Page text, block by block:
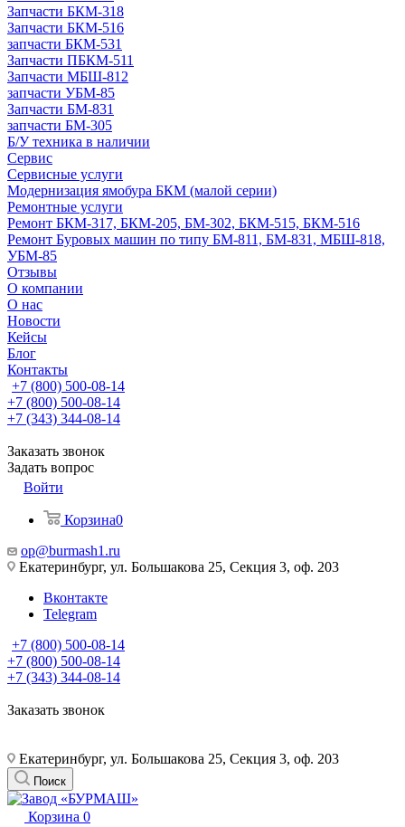
Запчасти БКМ-318
Запчасти БКМ-516
запчасти БКМ-531
Запчасти ПБКМ-511
Запчасти МБШ-812
запчасти УБМ-85
Запчасти БМ-831
запчасти БМ-305
Б/У техника в наличии
Сервис
Сервисные услуги
Модернизация ямобура БКМ (малой серии)
Ремонтные услуги
Ремонт БКМ-317, БКМ-205, БМ-302, БКМ-515, БКМ-516
Ремонт Буровых машин по типу БМ-811, БМ-831, МБШ-818,
УБМ-85
Отзывы
О компании
О нас
Новости
Кейсы
Блог
Контакты
+7 (800) 500-08-14
+7 (800) 500-08-14
+7 (343) 344-08-14
Заказать звонок
Задать вопрос
Войти
Корзина0
op@burmash1.ru
Екатеринбург, ул. Большакова 25, Секция 3, оф. 203
Вконтакте
Telegram
+7 (800) 500-08-14
+7 (800) 500-08-14
+7 (343) 344-08-14
Заказать звонок
Екатеринбург, ул. Большакова 25, Секция 3, оф. 203
Поиск
Корзина 0